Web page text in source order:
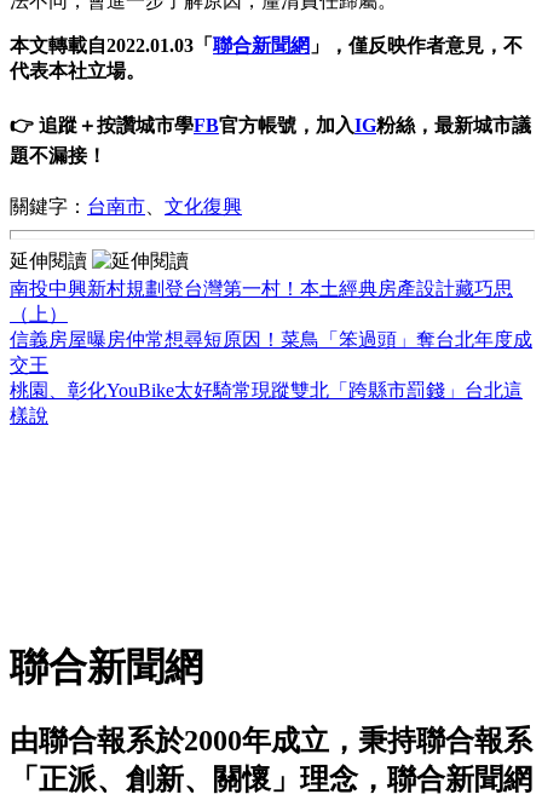
本文轉載自2022.01.03「 聯合新聞網 」，僅反映作者意見，不
代表本社立場。
👉 追蹤＋按讚城市學FB官方帳號，加入IG粉絲，最新城市議
題不漏接！
關鍵字： 台南市 文化復興
延伸閱讀
南投中興新村規劃登台灣第一村！本土經典房產設計藏巧思
（上）
信義房屋曝房仲常想尋短原因！菜鳥「笨過頭」奪台北年度成
交王
桃園、彰化YouBike太好騎常現蹤雙北「跨縣市罰錢」台北這
樣說
聯合新聞網
由聯合報系於2000年成立，秉持聯合報系
「正派、創新、關懷」理念，聯合新聞網